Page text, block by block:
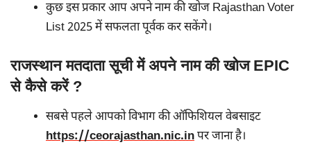
कुछ इस प्रकार आप अपने नाम की खोज Rajasthan Voter
List 2025 में सफलता पूर्वक कर सकेंगे।
राजस्थान मतदाता सूची में अपने नाम की खोज EPIC
से कैसे करें ?
सबसे पहले आपको विभाग की ऑफिशियल वेबसाइट
https://ceorajasthan.nic.inपर जाना है।